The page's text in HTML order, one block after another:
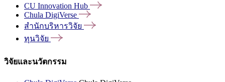
CU Innovation Hub
Chula DigiVerse
สำนักบริหารวิจัย
ทุนวิจัย
วิจัยและนวัตกรรม